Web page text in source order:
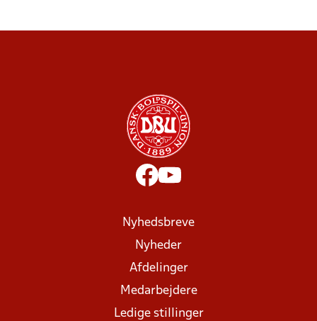
Nyhedsbreve
Nyheder
Afdelinger
Medarbejdere
Ledige stillinger